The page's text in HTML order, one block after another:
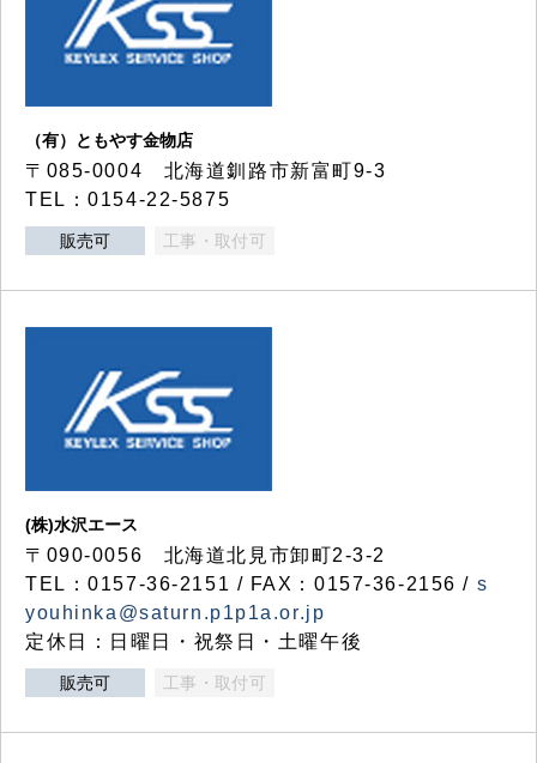
（有）ともやす金物店
〒085-0004 北海道釧路市新富町9-3
TEL：0154-22-5875
販売可 工事・取付可
(株)水沢エース
〒090-0056 北海道北見市卸町2-3-2
TEL：0157-36-2151 / FAX：0157-36-2156 / s
youhinka@saturn.p1p1a.or.jp
定休日：日曜日・祝祭日・土曜午後
販売可 工事・取付可